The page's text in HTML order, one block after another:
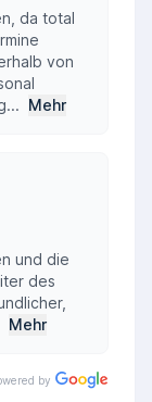
da total
von
Mehr
und die
des
Mehr
by